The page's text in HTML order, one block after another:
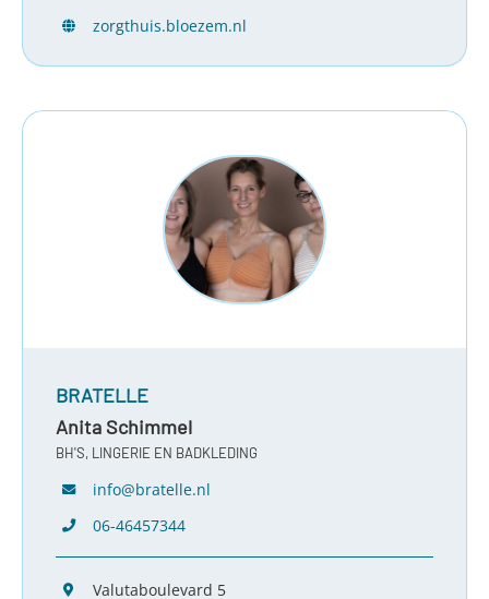
zorgthuis.bloezem.nl
BRATELLE
Anita Schimmel
BH'S, LINGERIE EN BADKLEDING
info@bratelle.nl
06-46457344
Valutaboulevard 5